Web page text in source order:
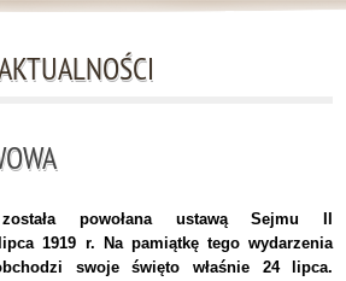
powołana ustawą Sejmu II
1919 r. Na pamiątkę tego wydarzenia
swoje święto właśnie 24 lipca.